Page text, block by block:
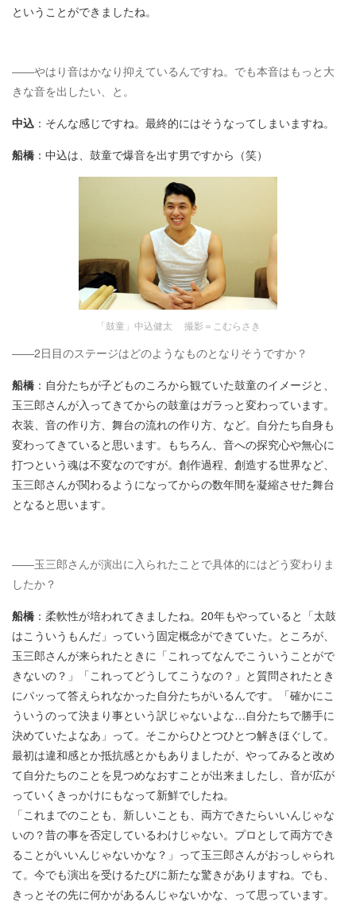
ということができましたね。
――やはり音はかなり抑えているんですね。でも本音はもっと大
きな音を出したい、と。
中込 ：そんな感じですね。最終的にはそうなってしまいますね。
船橋 ：中込は、鼓童で爆音を出す男ですから（笑）
「鼓童」中込健太 撮影＝こむらさき
――2日目のステージはどのようなものとなりそうですか？
船橋 ：自分たちが子どものころから観ていた鼓童のイメージと、
玉三郎さんが入ってきてからの鼓童はガラっと変わっています。
衣装、音の作り方、舞台の流れの作り方、など。自分たち自身も
変わってきていると思います。もちろん、音への探究心や無心に
打つという魂は不変なのですが。創作過程、創造する世界など、
玉三郎さんが関わるようになってからの数年間を凝縮させた舞台
となると思います。
――玉三郎さんが演出に入られたことで具体的にはどう変わりま
したか？
船橋 ：柔軟性が培われてきましたね。20年もやっていると「太鼓
はこういうもんだ」っていう固定概念ができていた。ところが、
玉三郎さんが来られたときに「これってなんでこういうことがで
きないの？」「これってどうしてこうなの？」と質問されたとき
にパッって答えられなかった自分たちがいるんです。「確かにこ
ういうのって決まり事という訳じゃないよな…自分たちで勝手に
決めていたよなあ」って。そこからひとつひとつ解きほぐして。
最初は違和感とか抵抗感とかもありましたが、やってみると改め
て自分たちのことを見つめなおすことが出来ましたし、音が広が
っていくきっかけにもなって新鮮でしたね。
「これまでのことも、新しいことも、両方できたらいいんじゃな
いの？昔の事を否定しているわけじゃない。プロとして両方でき
ることがいいんじゃないかな？」って玉三郎さんがおっしゃられ
て。今でも演出を受けるたびに新たな驚きがありますね。でも、
きっとその先に何かがあるんじゃないかな、って思っています。